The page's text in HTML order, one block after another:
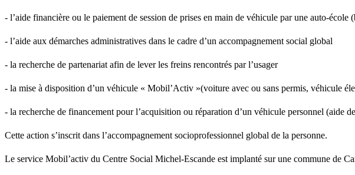
- l’aide financière ou le paiement de session de prises en main de véhicule par une auto-
- l’aide aux démarches administratives dans le cadre d’un accompagnement social global
- la recherche de partenariat afin de lever les freins rencontrés par l’usager
- la mise à disposition d’un véhicule « Mobil’Activ »(voiture avec ou sans permis, véhicule
- la recherche de financement pour l’acquisition ou réparation d’un véhicule personnel (aide
Cette action s’inscrit dans l’accompagnement socioprofessionnel global de la personne.
Le service Mobil’activ du Centre Social Michel-Escande est implanté sur une commune de